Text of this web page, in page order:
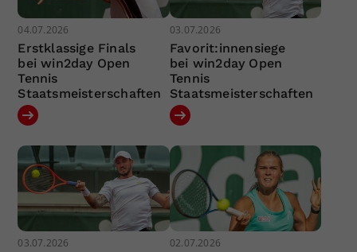
04.07.2026
Erstklassige Finals
bei win2day Open
Tennis
Staatsmeisterschaften
03.07.2026
Favorit:innensiege
bei win2day Open
Tennis
Staatsmeisterschaften
03.07.2026 02.07.2026